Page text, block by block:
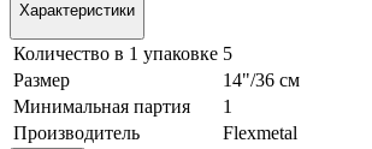
Характеристики
Количество в 1 упаковке 5
Размер
14"/36 см
Минимальная партия
1
Производитель
Flexmetal